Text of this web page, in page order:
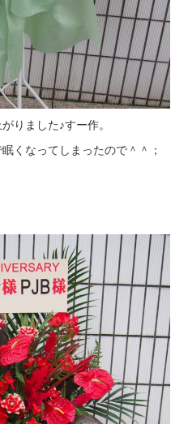
りました♪すー作。
くなってしまったので＾＾；